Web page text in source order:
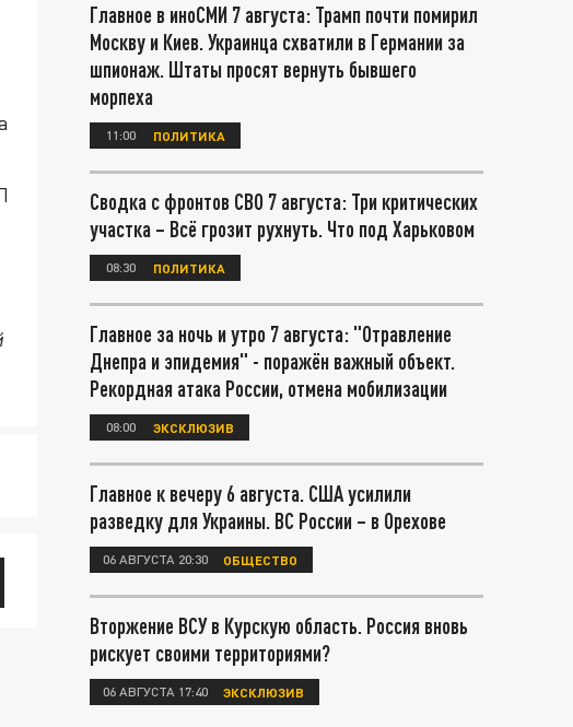
Главное в иноСМИ 7 августа: Трамп почти помирил
Москву и Киев. Украинца схватили в Германии за
шпионаж. Штаты просят вернуть бывшего
морпеха
11:00 ПОЛИТИКА
Сводка с фронтов СВО 7 августа: Три критических
участка – Всё грозит рухнуть. Что под Харьковом
08:30 ПОЛИТИКА
Главное за ночь и утро 7 августа: "Отравление
Днепра и эпидемия" - поражён важный объект.
Рекордная атака России, отмена мобилизации
08:00 ЭКСКЛЮЗИВ
Главное к вечеру 6 августа. США усилили
разведку для Украины. ВС России – в Орехове
06 АВГУСТА 20:30 ОБЩЕСТВО
Вторжение ВСУ в Курскую область. Россия вновь
рискует своими территориями?
06 АВГУСТА 17:40 ЭКСКЛЮЗИВ